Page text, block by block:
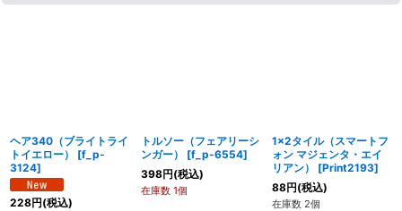
ヘア340（ブライトライ
トイエロー）
[f_p-
3124]
228円(税込)
トルソー（フェアリーシ
ンガー）
[f_p-6554]
398円(税込)
在庫数 1個
1x2タイル（スマートフ
ォン マジェンタ・エイ
リアン）
[Print2193]
88円(税込)
在庫数 2個